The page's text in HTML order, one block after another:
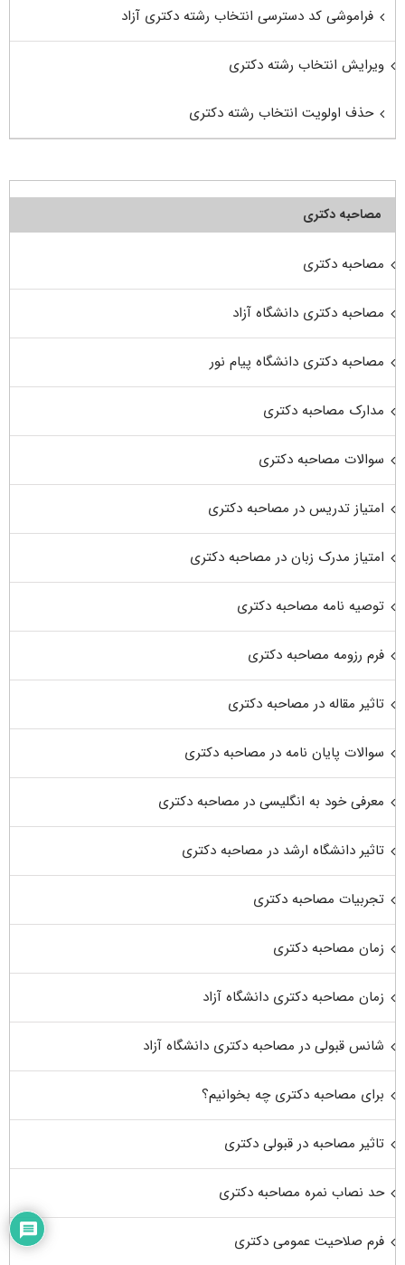
فراموشی کد دسترسی انتخاب رشته دکتری آزاد
ویرایش انتخاب رشته دکتری
حذف اولویت انتخاب رشته دکتری
مصاحبه دکتری
مصاحبه دکتری
مصاحبه دکتری دانشگاه آزاد
مصاحبه دکتری دانشگاه پیام نور
مدارک مصاحبه دکتری
سوالات مصاحبه دکتری
امتیاز تدریس در مصاحبه دکتری
امتیاز مدرک زبان در مصاحبه دکتری
توصیه نامه مصاحبه دکتری
فرم رزومه مصاحبه دکتری
تاثیر مقاله در مصاحبه دکتری
سوالات پایان نامه در مصاحبه دکتری
معرفی خود به انگلیسی در مصاحبه دکتری
تاثیر دانشگاه ارشد در مصاحبه دکتری
تجربیات مصاحبه دکتری
زمان مصاحبه دکتری
زمان مصاحبه دکتری دانشگاه آزاد
شانس قبولی در مصاحبه دکتری دانشگاه آزاد
برای مصاحبه دکتری چه بخوانیم؟
تاثیر مصاحبه در قبولی دکتری
حد نصاب نمره مصاحبه دکتری
فرم صلاحیت عمومی دکتری